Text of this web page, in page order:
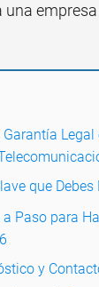
una
Garantía Legal
que
Paso para
y